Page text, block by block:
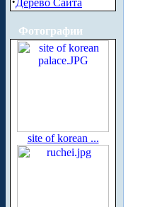
Дерево Сайта
Фотографии
site of korean ...